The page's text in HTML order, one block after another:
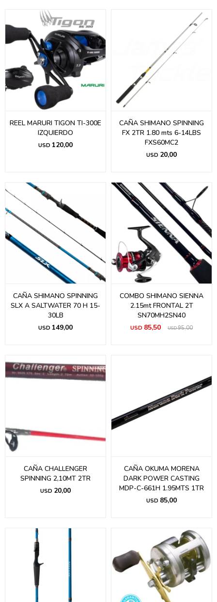
REEL MARURI TIGON TI-300E
IZQUIERDO
USD 120,00
CAÑA SHIMANO SPINNING
FX 2TR 1.80 mts 6-14LBS
FXS60MC2
USD 20,00
CAÑA SHIMANO SPINNING
SLX A SALTWATER 70 H 15-
30LB
USD 149,00
COMBO SHIMANO SIENNA
2.15mt FRONTAL 2T
SN70MH2SN40
USD 85,50 USD95,00
CAÑA CHALLENGER
SPINNING 2,10MT 2TR
USD 20,00
CAÑA OKUMA MORENA
DARK POWER CASTING
MDP-C-661H 1.95MTS 1TR
USD 85,00